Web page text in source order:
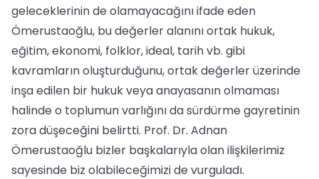
geleceklerinin de olamayacağını ifade eden
Ömerustaoğlu, bu değerler alanını ortak hukuk,
eğitim, ekonomi, folklor, ideal, tarih vb. gibi
kavramların oluşturduğunu, ortak değerler üzerinde
inşa edilen bir hukuk veya anayasanın olmaması
halinde o toplumun varlığını da sürdürme gayretinin
zora düşeceğini belirtti. Prof. Dr. Adnan
Ömerustaoğlu bizler başkalarıyla olan ilişkilerimiz
sayesinde biz olabileceğimizi de vurguladı.